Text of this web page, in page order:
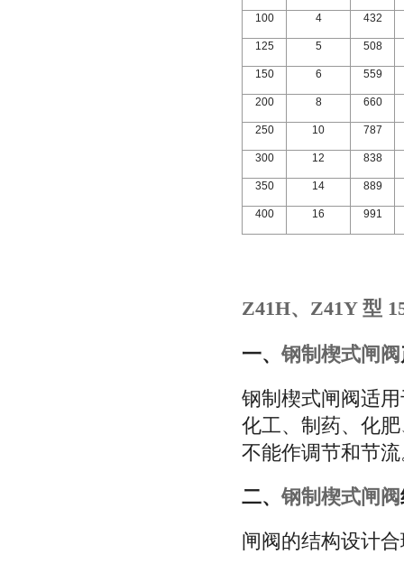
100 4 432
125 5 508
150 6 559
200 8 660
250 10 787
300 12 838
350 14 889
400 16 991
Z41H、 Z41Y 型
一、钢制楔式闸阀
钢制楔式闸阀适
化工、制药、化
不能作调节和节
二、钢制楔式闸阀
闸阀的结构设计